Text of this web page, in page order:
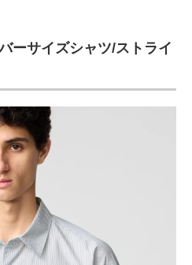
ーサイズシャツ/ストライ